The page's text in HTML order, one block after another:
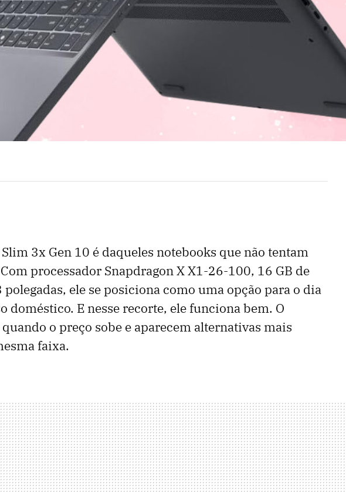
3x Gen 10 é daqueles notebooks que não tentam
processador Snapdragon X X1-26-100, 16 GB de
polegadas, ele se posiciona como uma opção para o dia
doméstico. E nesse recorte, ele funciona bem. O
o preço sobe e aparecem alternativas mais
faixa.